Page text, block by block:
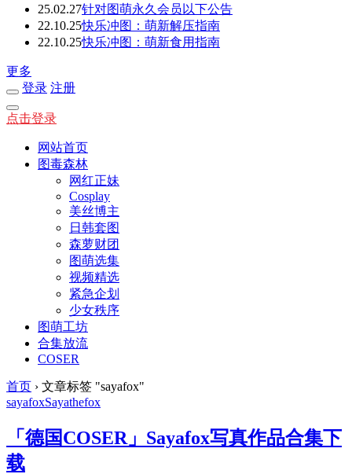
25.02.27针对图萌永久会员以下公告
22.10.25快乐冲图：萌新解压指南
22.10.25快乐冲图：萌新食用指南
更多
登录 注册
点击登录
网站首页
图毒森林
网红正妹
Cosplay
美丝博主
日韩套图
森萝财团
图萌选集
视频精选
紧急企划
少女秩序
图萌工坊
合集放流
COSER
首页 › 文章标签 "sayafox"
sayafoxSayathefox
「德国COSER」Sayafox写真作品合集下
载